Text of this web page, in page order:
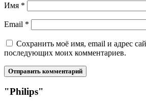
Имя *
Email *
Сохранить моё имя, email и адрес
последующих моих комментариев.
"Philips"